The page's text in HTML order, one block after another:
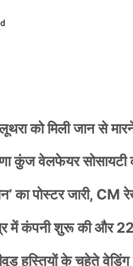
को मिली जान से
कुंज वेलफेयर सोसायटी
का पोस्टर जारी,
में कंपनी शुरू की और
हस्तियों के चहेते